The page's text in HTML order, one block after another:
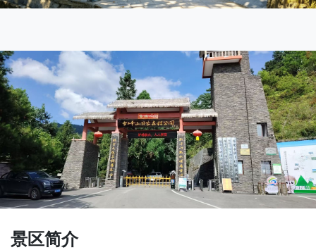
景区简介